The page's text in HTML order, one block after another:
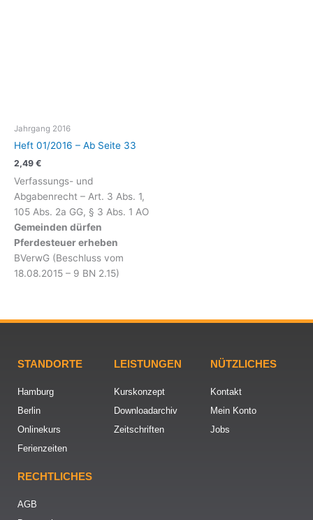
Jahrgang 2016
Heft 01/2016 – Ab Seite 33
2,49 €
Verfassungs- und
Abgabenrecht – Art. 3 Abs. 1,
105 Abs. 2a GG, § 3 Abs. 1 AO
Gemeinden dürfen
Pferdesteuer erheben
BVerwG (Beschluss vom
18.08.2015 – 9 BN 2.15)
STANDORTE
Hamburg
Berlin
Onlinekurs
Ferienzeiten
LEISTUNGEN
Kurskonzept
Downloadarchiv
Zeitschriften
NÜTZLICHES
Kontakt
Mein Konto
Jobs
RECHTLICHES
AGB